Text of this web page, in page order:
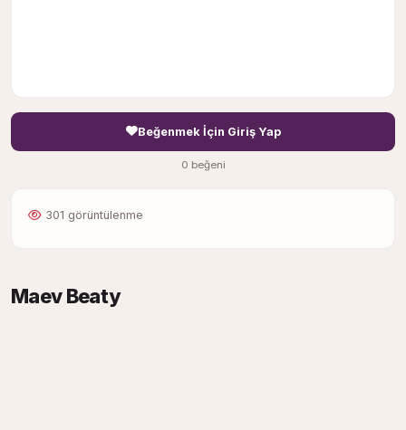
Beğenmek İçin Giriş Yap
0 beğeni
301 görüntülenme
Maev Beaty